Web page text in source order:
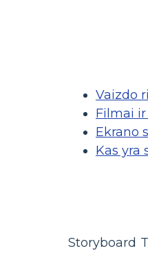
Vaizdo
Filmai ir
Ekrano
Kas yra
Storyboard